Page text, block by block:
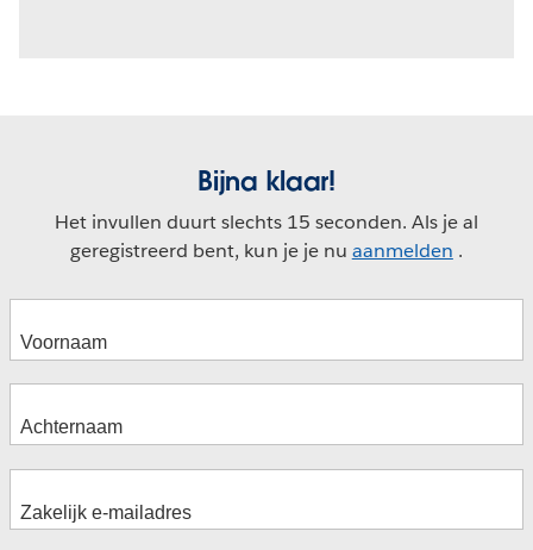
Bijna klaar!
Het invullen duurt slechts 15 seconden. Als je al
geregistreerd bent, kun je je nu aanmelden .